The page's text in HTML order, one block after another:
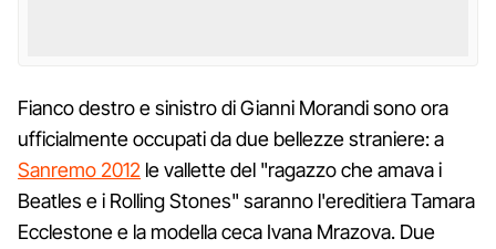
Fianco destro e sinistro di Gianni Morandi sono ora
ufficialmente occupati da due bellezze straniere: a
Sanremo 2012 le vallette del "ragazzo che amava i
Beatles e i Rolling Stones" saranno l'ereditiera Tamara
Ecclestone e la modella ceca Ivana Mrazova. Due